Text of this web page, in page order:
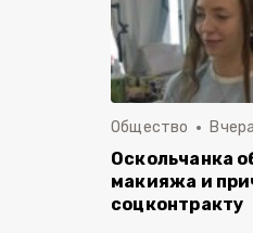
Общество
Оскольчанка
макияжа и
соцконтракту